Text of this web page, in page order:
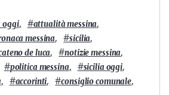
oggi, #attualità messina,
messina, #sicilia,
de luca, #notizie messina,
#politica messina, #sicilia oggi,
, #accorinti, #consiglio comunale,